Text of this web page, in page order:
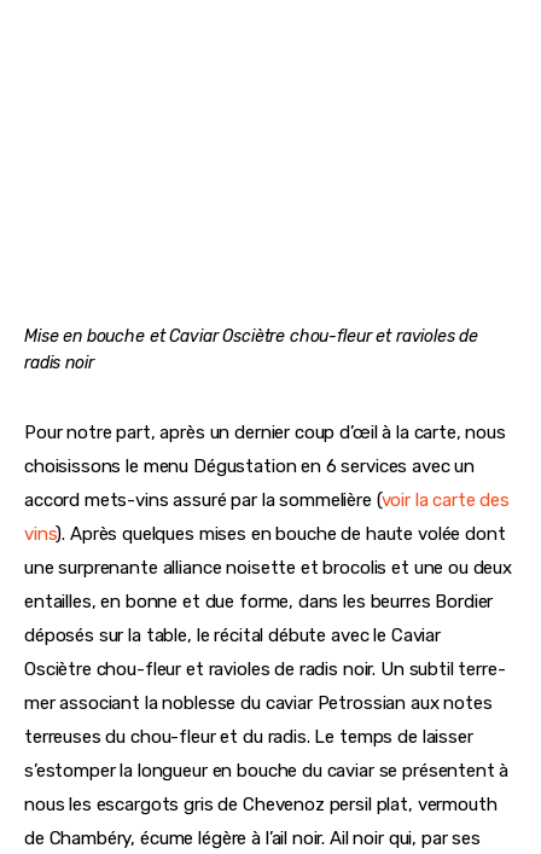
Mise en bouche et Caviar Osciètre chou-fleur et ravioles de
radis noir
Pour notre part, après un dernier coup d’œil à la carte, nous
choisissons le menu Dégustation en 6 services avec un
accord mets-vins assuré par la sommelière (voir la carte des
vins). Après quelques mises en bouche de haute volée dont
une surprenante alliance noisette et brocolis et une ou deux
entailles, en bonne et due forme, dans les beurres Bordier
déposés sur la table, le récital débute avec le Caviar
Osciètre chou-fleur et ravioles de radis noir. Un subtil terre-
mer associant la noblesse du caviar Petrossian aux notes
terreuses du chou-fleur et du radis. Le temps de laisser
s’estomper la longueur en bouche du caviar se présentent à
nous les escargots gris de Chevenoz persil plat, vermouth
de Chambéry, écume légère à l’ail noir. Ail noir qui, par ses